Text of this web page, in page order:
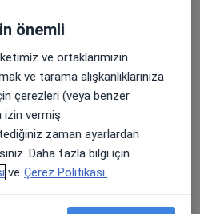
Aykaç
Başkaya
önemli
ve ortaklarımızın
ve tarama alışkanlıklarınıza
çerezleri (veya benzer
izin vermiş
zaman ayarlardan
Daha fazla bilgi için
ve Çerez Politikası.